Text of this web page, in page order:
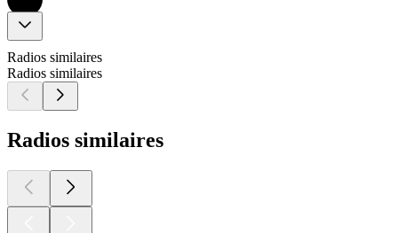
Radios similaires
Radios similaires
Radios similaires